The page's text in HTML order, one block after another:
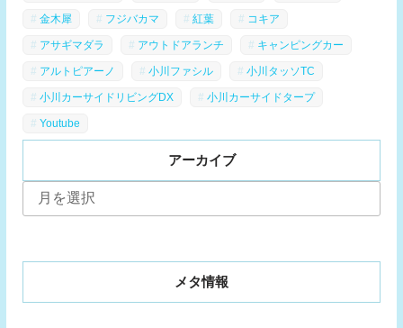
金木犀 フジバカマ 紅葉 コキア
アサギマダラ アウトドアランチ キャンピングカー
アルトピアーノ 小川ファシル 小川タッソTC
小川カーサイドリビングDX 小川カーサイドタープ
Youtube
アーカイブ
ー
メタ情報